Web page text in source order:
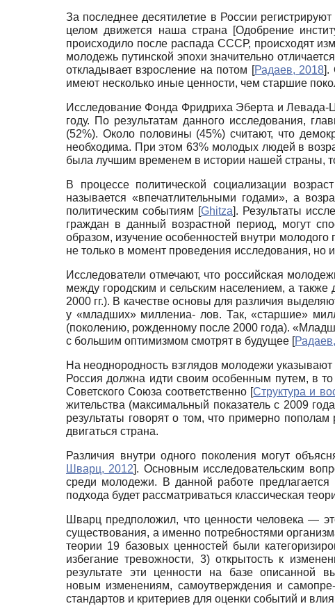
За последнее десятилетие в России
целом движется наша страна
[Одобрение
происходило после распада СССР, происходят
молодежь путинской эпохи значительно
откладывает взросление на потом [Радаев, 2018].
имеют несколько иные ценности, чем старшие
Исследование Фонда Фридриха Эбер­та и Левада-
году. По результатам данного исследования,
(52%). Около половины (45%) считают, что
необходима. При этом 63% молодых людей в
была лучшим временем в истории нашей страны,
В процессе политической социализации
называется «впечатлительными годами», а
политическим событиям [Ghitza]. Результаты
граждан в данный возрастной период, могут
образом, изучение особенностей внутри
не только в момент проведения исследования, но
Исследователи отмечают, что российская
между городским и сельским населением, а
2000 гг.). В качестве основы для различия
у «младших» миллениа- лов. Так, «старшие»
(поколению, рожденному после 2000 года).
с большим оптимизмом смотрят в будущее [
На неоднородность взглядов молодежи
Россия должна идти своим особенным путем, в
Советского Союза соответственно [Структура и
жительства (максимальный показатель с 2009
результаты говорят о том, что примерно
двигаться страна.
Различия внутри одного поколения могут
Шварц, 2012]. Основным исследовательским
среди молодежи. В данной работе предлагается
подхода будет рассматриваться классическая
Шварц предположил, что ценности человека —
существования, а именно потребностями
теории 19 базовых ценностей были
избегание тревожности, 3) открытость к
результате эти ценности на базе описанной
новым изменениям, самоутверждения и
стандартов и критериев для оценки событий и